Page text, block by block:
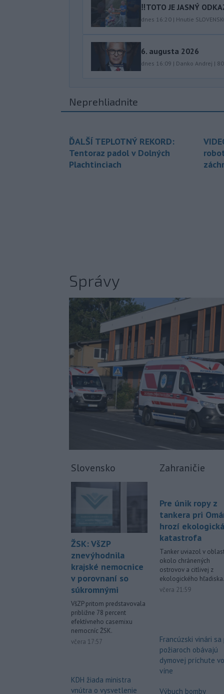
‼️TOTO JE JASNÝ
dnes 16:20 | Hnutie
6. augusta 2026
dnes 16:09 | Danko Andrej |
Neprehliadnite
ĎALŠÍ TEPLOTNÝ REKORD:
Tentoraz padol v Dolných
Plachtinciach
Správy
Slovensko
ŽSK: VšZP
znevýhodnila
krajské nemocnice
v porovnaní so
súkromnými
VšZP pritom predstavovala
približne 78 percent
efektívneho casemixu
nemocníc ŽSK.
včera 17:57
KDH žiada ministra
vnútra o vysvetlenie
Zahraničie
Pre únik ropy z
tankera pri
hrozí ekologická
katastrofa
Tanker uviazol v
okolo chránených
ostrovov a citlivej z
ekologického hľadiska.
včera 21:59
Francúzski vinári sa
požiaroch obávajú
dymovej príchute vo
víne
Výbuch bomby